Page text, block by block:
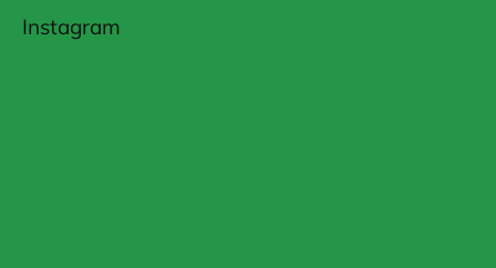
Instagram